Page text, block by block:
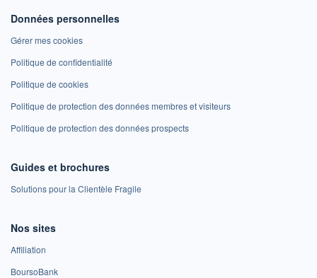
Données personnelles
Gérer mes cookies
Politique de confidentialité
Politique de cookies
Politique de protection des données membres et visiteurs
Politique de protection des données prospects
Guides et brochures
Solutions pour la Clientèle Fragile
Nos sites
Affiliation
BoursoBank